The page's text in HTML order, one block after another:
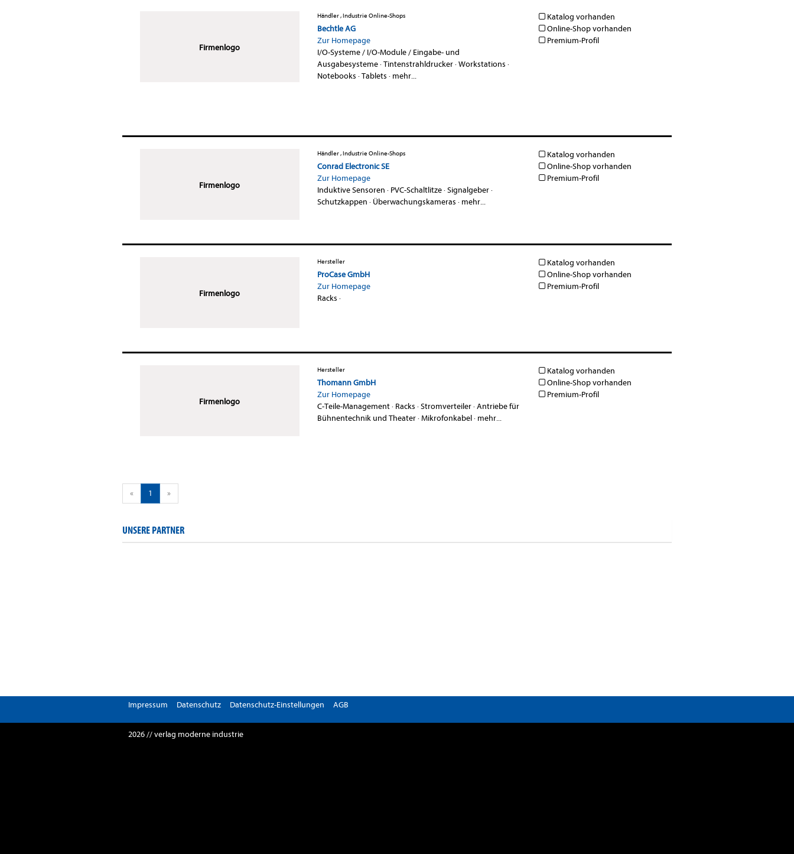
Firmenlogo
Händler , Industrie Online-Shops
Bechtle AG
Zur Homepage
I/O-Systeme / I/O-Module / Eingabe- und
Ausgabesysteme·Tintenstrahldrucker·Workstations ·
Notebooks ·Tablets · mehr...
Katalog vorhanden
Online-Shop vorhanden
Premium-Profil
Firmenlogo
Händler , Industrie Online-Shops
Conrad Electronic SE
Zur Homepage
Induktive Sensoren · PVC-Schaltlitze·Signalgeber·
Schutzkappen · Überwachungskameras · mehr...
Katalog vorhanden
Online-Shop vorhanden
Premium-Profil
Firmenlogo
Hersteller
ProCase GmbH
Zur Homepage
Racks ·
Katalog vorhanden
Online-Shop vorhanden
Premium-Profil
Firmenlogo
Hersteller
Thomann GmbH
Zur Homepage
C-Teile-Management· Racks ·Stromverteiler·Antriebe für
Bühnentechnik und Theater·Mikrofonkabel· mehr...
Katalog vorhanden
Online-Shop vorhanden
Premium-Profil
« 1 »
UNSERE PARTNER
Impressum Datenschutz Datenschutz-Einstellungen AGB
2026 // verlag moderne industrie